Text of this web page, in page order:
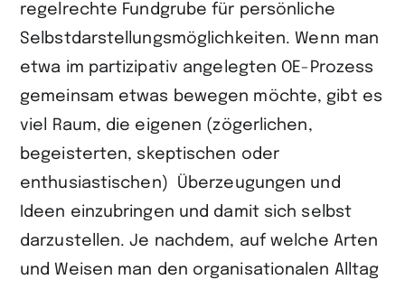
regelrechte Fundgrube für persönliche
Selbstdarstellungsmöglichkeiten. Wenn man
etwa im partizipativ angelegten OE-Prozess
gemeinsam etwas bewegen möchte, gibt es
viel Raum, die eigenen (zögerlichen,
begeisterten, skeptischen oder
enthusiastischen) Überzeugungen und
Ideen einzubringen und damit sich selbst
darzustellen. Je nachdem, auf welche Arten
und Weisen man den organisationalen Alltag